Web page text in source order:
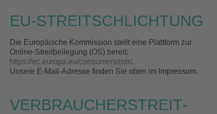
EU-STREITSCHLICHTUNG
Die Europäische Kommission stellt eine Plattform zur
Online-Streitbeilegung (OS) bereit:
https://ec.europa.eu/consumers/odr/.
Unsere E-Mail-Adresse finden Sie oben im Impressum.
VERBRAUCHER­STREIT­